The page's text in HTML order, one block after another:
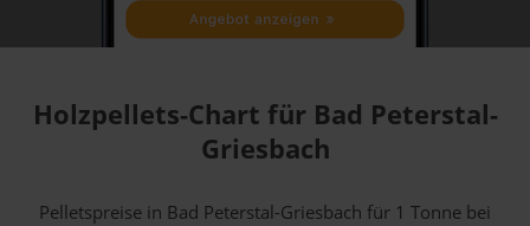
Holzpellets-Chart für Bad Peterstal-
Griesbach
Pelletspreise in Bad Peterstal-Griesbach für 1 Tonne bei